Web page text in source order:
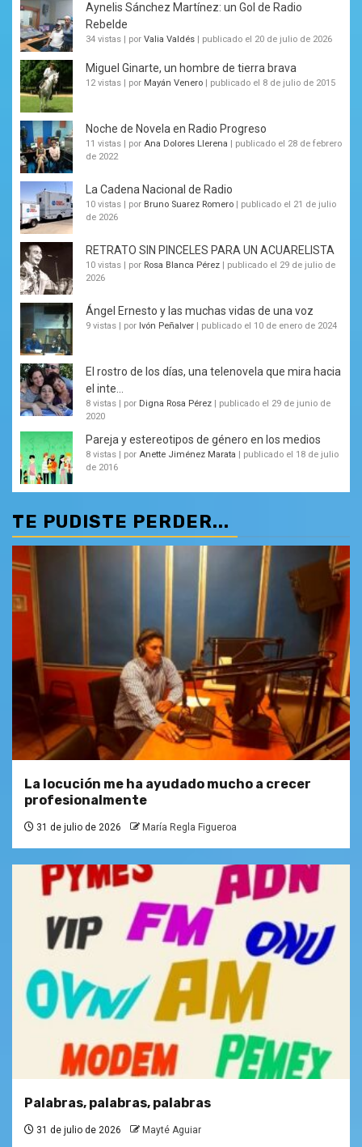
Aynelis Sánchez Martínez: un Gol de Radio
Rebelde
34 vistas por Valia Valdés publicado el 20 de julio de 2026
Miguel Ginarte, un hombre de tierra brava
12 vistas por Mayán Venero publicado el 8 de julio de 2015
Noche de Novela en Radio Progreso
11 vistas por Ana Dolores Llerena
publicado el 28 de febrero
de 2022
La Cadena Nacional de Radio
10 vistas por Bruno Suarez Romero
publicado el 21 de julio
de 2026
RETRATO SIN PINCELES PARA UN ACUARELISTA
10 vistas por Rosa Blanca Pérez
publicado el 29 de julio de
2026
Ángel Ernesto y las muchas vidas de una voz
9 vistas por Ivón Peñalver publicado el 10 de enero de 2024
El rostro de los días, una telenovela que mira hacia
el inte...
8 vistas por Digna Rosa Pérez
publicado el 29 de junio de
2020
Pareja y estereotipos de género en los medios
8 vistas por Anette Jiménez Marata
publicado el 18 de julio
de 2016
TE PUDISTE PERDER...
La locución me ha ayudado mucho a crecer
profesionalmente
31 de julio de 2026 María Regla Figueroa
Palabras, palabras, palabras
31 de julio de 2026 Mayté Aguiar